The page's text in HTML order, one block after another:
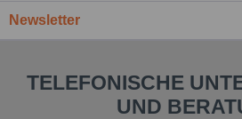
Newsletter
TELEFONISCHE
UND